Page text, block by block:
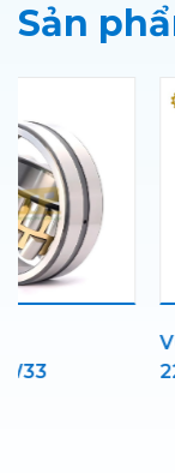
Sản
22213CA/W33